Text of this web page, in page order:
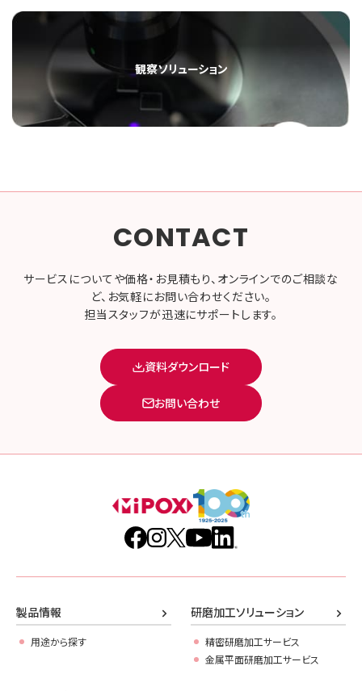
観察ソリューション
CONTACT
サービスについてや価格・お見積もり、オンラインでのご相談な
ど、お気軽にお問い合わせください。
担当スタッフが迅速にサポートします。
資料ダウンロード
お問い合わせ
製品情報
用途から探す
研磨加工ソリューション
精密研磨加工サービス
金属平面研磨加工サービス